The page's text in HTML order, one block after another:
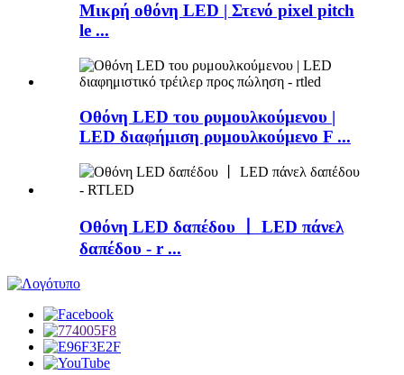
Μικρή οθόνη LED | Στενό pixel pitch
le ...
Οθόνη LED του ρυμουλκούμενου |
LED διαφήμιση ρυμουλκούμενο F ...
Οθόνη LED δαπέδου 丨 LED πάνελ
δαπέδου - r ...